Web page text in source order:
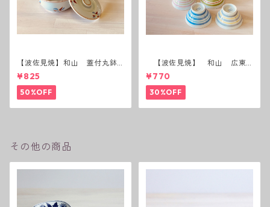
【波佐見焼】和山 蓋付丸鉢
(花絵)
¥825
50%OFF
【波佐見焼】 和山 広東
碗 二色ボーダー 全6パター
ン
¥770
30%OFF
その他の商品